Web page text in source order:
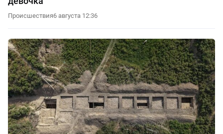
Происшествия6 августа 12:36